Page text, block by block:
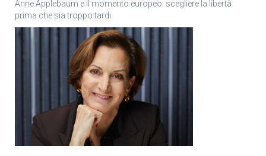
Anne Applebaum e il momento europeo: scegliere la libertà
prima che sia troppo tardi